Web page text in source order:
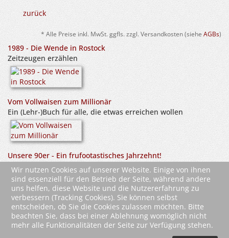
zurück
* Alle Preise inkl. MwSt. ggfls. zzgl. Versandkosten (sieheAGBs)
1989 - Die Wende in Rostock
Zeitzeugen erzählen
Vom Vollwaisen zum Millionär
Ein (Lehr-)Buch für alle, die etwas erreichen wollen
Unsere 90er - Ein frufootastisches Jahrzehnt!
Wir nutzen Cookies auf unserer Website. Einige von ihnen
sind essenziell für den Betrieb der Seite, während andere
uns helfen, diese Website und die Nutzererfahrung zu
verbessern (Tracking Cookies). Sie können selbst
entscheiden, ob Sie die Cookies zulassen möchten. Bitte
beachten Sie, dass bei einer Ablehnung womöglich nicht
mehr alle Funktionalitäten der Seite zur Verfügung stehen.